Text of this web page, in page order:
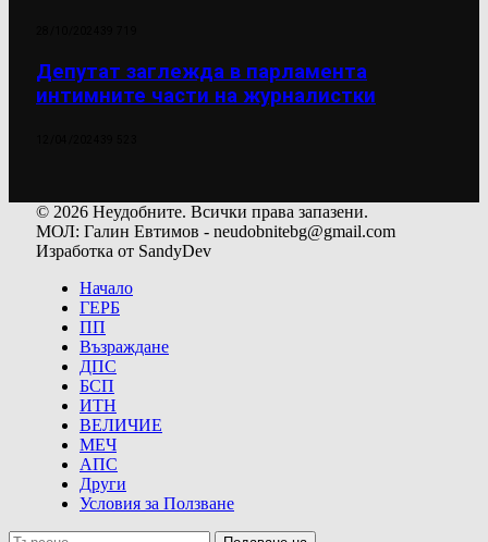
Депутат заглежда в парламента
интимните части на журналистки
© 2026 Неудобните. Всички права запазени.
МОЛ: Галин Евтимов - neudobnitebg@gmail.com
Изработка от SandyDev
Начало
ГЕРБ
ПП
Възраждане
ДПС
БСП
ИТН
ВЕЛИЧИЕ
МЕЧ
АПС
Други
Условия за Ползване